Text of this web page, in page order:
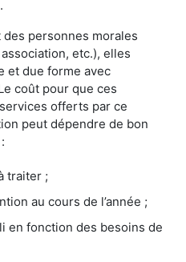
personnes morales
etc.), elles
et due forme avec
coût pour que ces
offerts par ce
peut dépendre de bon
traiter ;
au cours de l’année ;
en fonction des besoins de